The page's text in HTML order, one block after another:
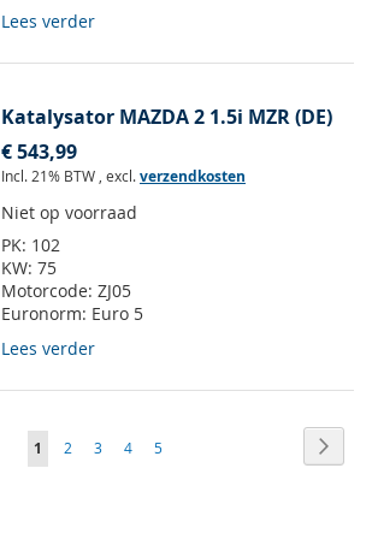
Lees verder
Katalysator MAZDA 2 1.5i MZR (DE)
€ 543,99
Incl. 21% BTW , excl.verzendkosten
Niet op voorraad
PK: 102
KW: 75
Motorcode: ZJ05
Euronorm: Euro 5
Lees verder
Pagina
U1 Pagina
2 Pagina
3 Pagina
4 Pagina
5